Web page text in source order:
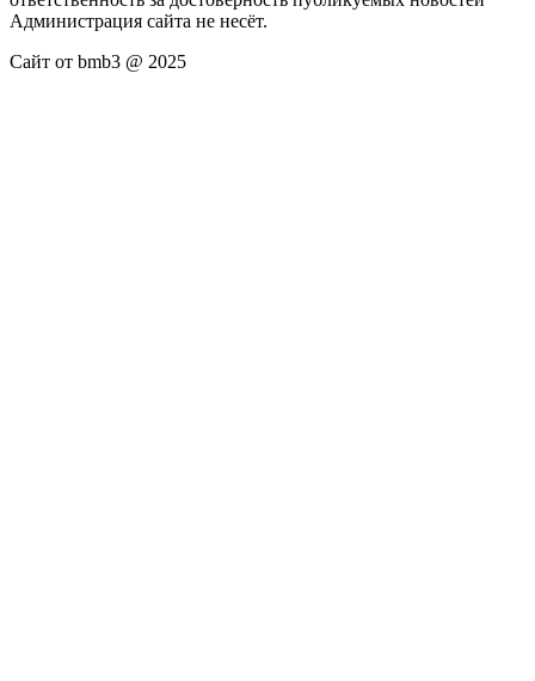
Администрация сайта не несёт.
Сайт от bmb3 @ 2025